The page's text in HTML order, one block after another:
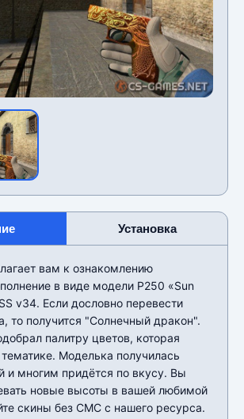
Установка
вам к ознакомлению
в виде модели P250 «Sun
v34. Если дословно перевести
то получится "Солнечный дракон".
палитру цветов, которая
тематике. Моделька получилась
и многим придётся по вкусу. Вы
новые высоты в вашей любимой
скины без СМС с нашего ресурса.